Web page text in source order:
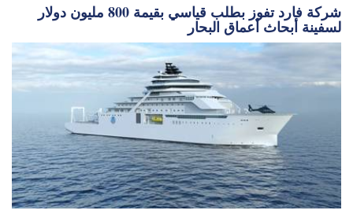
شركة فارد تفوز بطلب قياسي بقيمة 800 مليون دولار
لسفينة أبحاث أعماق البحار